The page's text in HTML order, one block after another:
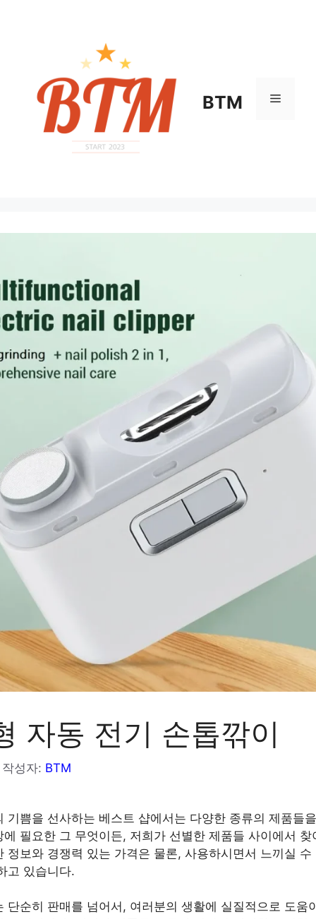
BTM 메
자동 전기 손톱깎이
작성자: BTM
기쁨을 선사하는 베스트 샵에서는 다양한 종류의 제품들
에 필요한 그 무엇이든, 저희가 선별한 제품들 사이에서 찾
정보와 경쟁력 있는 가격은 물론, 사용하시면서 느끼실 수
고 있습니다.
단순히 판매를 넘어서, 여러분의 생활에 실질적으로 도움